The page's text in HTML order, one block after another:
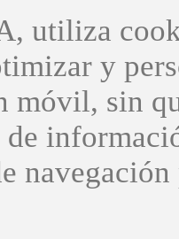
utiliza
y
móvil, sin
de